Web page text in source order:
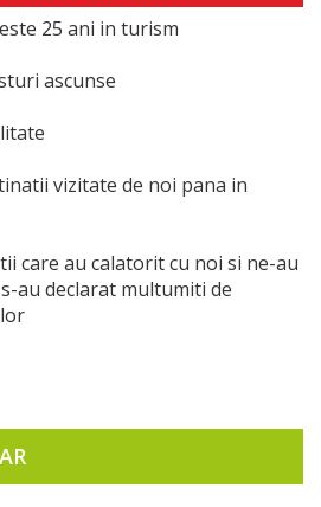
25 ani in turism
ascunse
vizitate de noi pana in
care au calatorit cu noi si ne-au
au declarat multumiti de